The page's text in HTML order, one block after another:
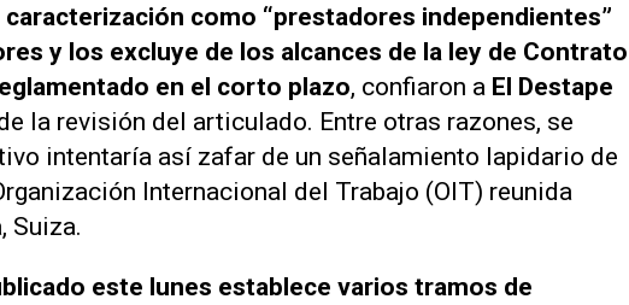
como “prestadores independientes”
y los excluye de los alcances de la ley de Contrato
en el corto plazo, confiaron a El Destape
la revisión del articulado. Entre otras razones, se
intentaría así zafar de un señalamiento lapidario de
Internacional del Trabajo (OIT) reunida
Suiza.
este lunes establece varios tramos de